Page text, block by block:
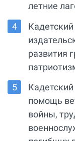
летние
развития
помощь
войны,